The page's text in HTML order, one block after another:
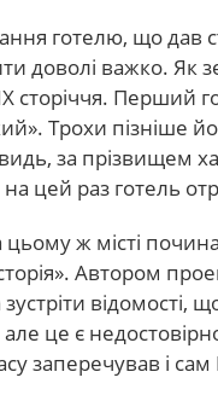
готелю, що дав
доволі важко. Як
сторіччя. Перший
Трохи пізніше
за прізвищем
цей раз готель
цьому ж місті
Автором
це є
заперечував і